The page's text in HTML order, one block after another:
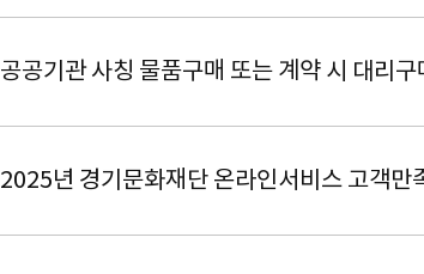
공공기관 사칭 물품구매 또는 계약 시 대리구
2025년 경기문화재단 온라인서비스 고객만